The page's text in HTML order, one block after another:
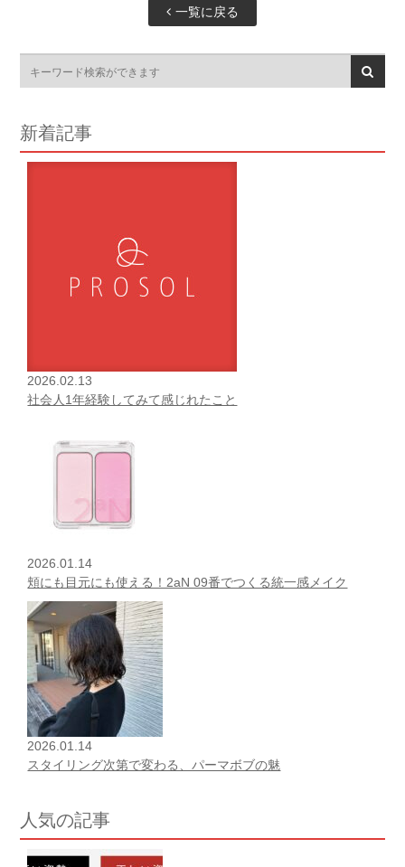
一覧に戻る
新着記事
2026.02.13
社会人1年経験してみて感じれたこと
2026.01.14
頬にも目元にも使える！2aN 09番でつくる統一感メイク
2026.01.14
スタイリング次第で変わる、パーマボブの魅
人気の記事